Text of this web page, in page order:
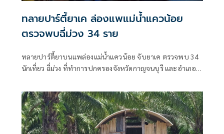
ทลายปาร์ตี้ยาเค ล่องแพแม่น้ำแควน้อย
ตรวจพบฉี่ม่วง 34 ราย
ทลายปาร์ตี้ยาบนแพล่องแม่น้ำแควน้อย จับยาเค ตรวจพบ 34
นักเที่ยว ฉี่ม่วง ที่ทำการปกครองจังหวัดกาญจนบุรี และอําเภอ
ยาเสพติด